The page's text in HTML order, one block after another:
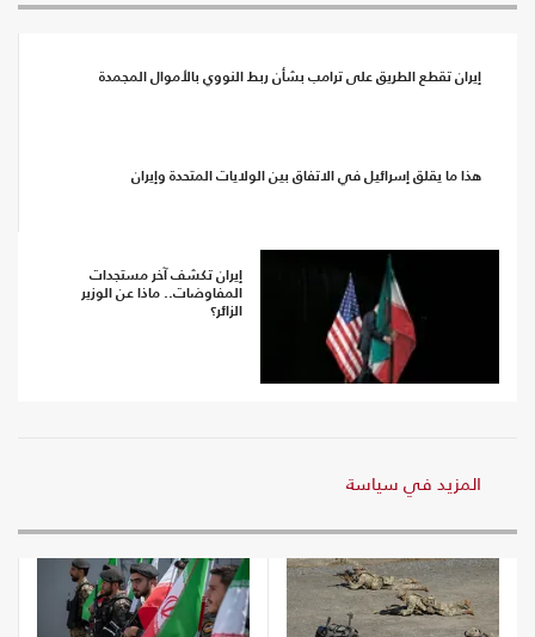
إيران تقطع الطريق على ترامب بشأن ربط النووي بالأموال المجمدة
هذا ما يقلق إسرائيل في الاتفاق بين الولايات المتحدة وإيران
إيران تكشف آخر مستجدات
المفاوضات.. ماذا عن الوزير
الزائر؟
المزيد في سياسة